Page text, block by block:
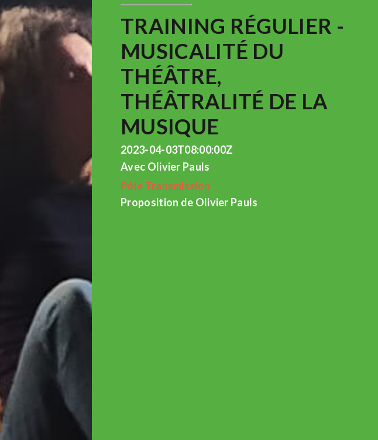
TRAINING RÉGULIER -
MUSICALITÉ DU
THÉÂTRE,
THÉÂTRALITÉ DE LA
MUSIQUE
2023-04-03T08:00:00Z
Avec Olivier Pauls
Pôle Transmission
Proposition de Olivier Pauls